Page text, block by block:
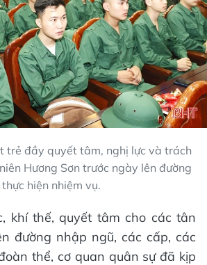
trẻ đầy quyết tâm, nghị lực và trách
Hương Sơn trước ngày lên đường
thực hiện nhiệm vụ.
khí thế, quyết tâm cho các tân
đường nhập ngũ, các cấp, các
thể, cơ quan quân sự đã kịp